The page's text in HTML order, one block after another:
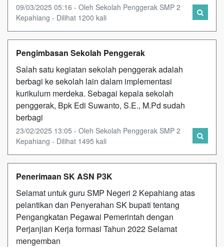
09/03/2025 05:16 - Oleh Sekolah Penggerak SMP 2
Kepahiang - Dilihat 1200 kali
Pengimbasan Sekolah Penggerak
Salah satu kegiatan sekolah penggerak adalah
berbagi ke sekolah lain dalam implementasi
kurikulum merdeka. Sebagai kepala sekolah
penggerak, Bpk Edi Suwanto, S.E., M.Pd sudah
berbagi
23/02/2025 13:05 - Oleh Sekolah Penggerak SMP 2
Kepahiang - Dilihat 1495 kali
Penerimaan SK ASN P3K
Selamat untuk guru SMP Negeri 2 Kepahiang atas
pelantikan dan Penyerahan SK bupati tentang
Pengangkatan Pegawai Pemerintah dengan
Perjanjian Kerja formasi Tahun 2022 Selamat
mengemban